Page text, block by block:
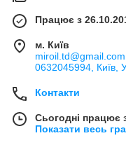
Працює з
м. Київ
0632045994, Київ,
Контакти
Сьогодні працює
Показати весь